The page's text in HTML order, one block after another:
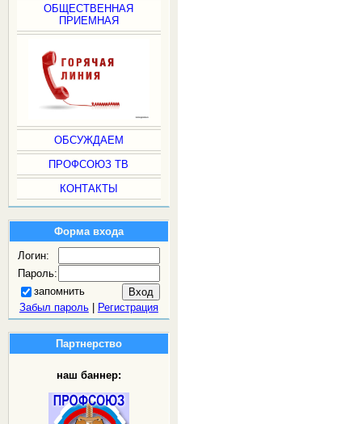
ОБЩЕСТВЕННАЯ
ПРИЕМНАЯ
ОБСУЖДАЕМ
ПРОФСОЮЗ ТВ
КОНТАКТЫ
Форма входа
Логин:
Пароль:
запомнить
Забыл пароль| Регистрация
Партнерство
наш баннер: